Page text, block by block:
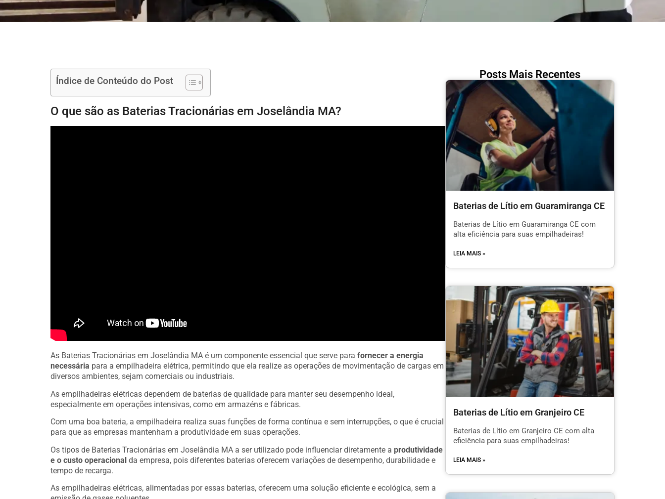
Índice de Conteúdo do Post
O que são as Baterias Tracionárias em Joselândia MA?
As Baterias Tracionárias em Joselândia MA é um componente essencial que serve para fornecer a energia
necessária para a empilhadeira elétrica, permitindo que ela realize as operações de movimentação de cargas em
diversos ambientes, sejam comerciais ou industriais.
As empilhadeiras elétricas dependem de baterias de qualidade para manter seu desempenho ideal,
especialmente em operações intensivas, como em armazéns e fábricas.
Com uma boa bateria, a empilhadeira realiza suas funções de forma contínua e sem interrupções, o que é crucial
para que as empresas mantenham a produtividade em suas operações.
Os tipos de Baterias Tracionárias em Joselândia MA a ser utilizado pode influenciar diretamente a produtividade
e o custo operacional da empresa, pois diferentes baterias oferecem variações de desempenho, durabilidade e
tempo de recarga.
As empilhadeiras elétricas, alimentadas por essas baterias, oferecem uma solução eficiente e ecológica, sem a
Posts Mais Recentes
Baterias de Lítio em Guaramiranga CE
Baterias de Lítio em Guaramiranga CE com
alta eficiência para suas empilhadeiras!
LEIA MAIS »
Baterias de Lítio em Granjeiro CE
Baterias de Lítio em Granjeiro CE com alta
eficiência para suas empilhadeiras!
LEIA MAIS »